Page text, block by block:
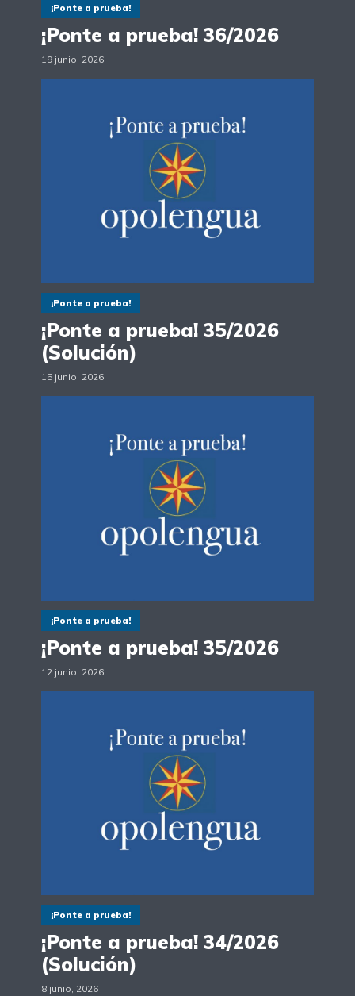
¡Ponte a prueba!
¡Ponte a prueba! 36/2026
19 junio, 2026
¡Ponte a prueba!
¡Ponte a prueba! 35/2026
(Solución)
15 junio, 2026
¡Ponte a prueba!
¡Ponte a prueba! 35/2026
12 junio, 2026
¡Ponte a prueba!
¡Ponte a prueba! 34/2026
(Solución)
8 junio, 2026